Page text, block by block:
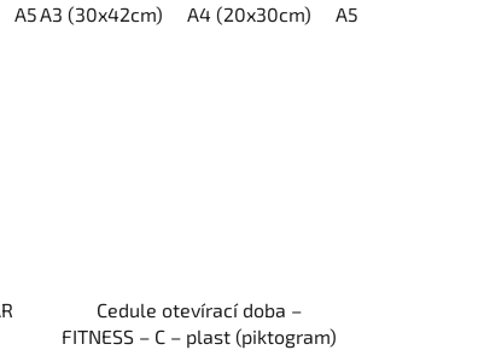
A5 (15x21cm)
A3 (30x42cm) A4 (20x30cm) A5 (15x21cm)
Cedule otevírací doba –
FITNESS – C – plast (piktogram)